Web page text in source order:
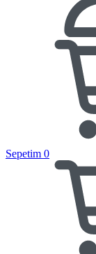
Sepetim 0